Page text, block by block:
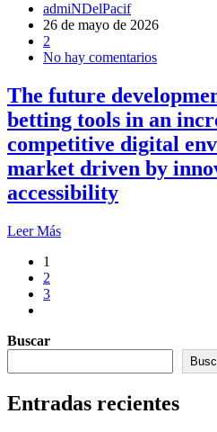
admiNDelPacif
26 de mayo de 2026
2
No hay comentarios
The future
betting tools in an
competitive digital
market driven by
accessibility
Leer Más
1
2
3
Buscar
Entradas recientes